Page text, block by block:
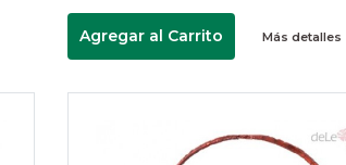
Agregar al Carrito Más detalles